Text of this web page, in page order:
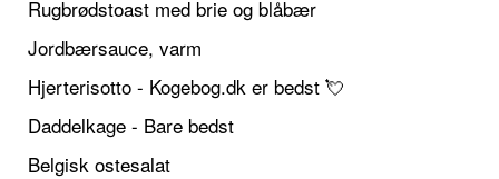
Rugbrødstoast med brie og blåbær
Jordbærsauce, varm
Hjerterisotto - Kogebog.dk er bedst 💘
Daddelkage - Bare bedst
Belgisk ostesalat